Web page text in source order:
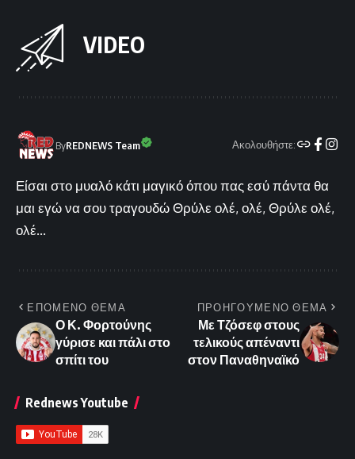
VIDEO
ByREDNEWS Team Ακολουθήστε:
Είσαι στο μυαλό κάτι μαγικό όπου πας εσύ πάντα θα
μαι εγώ να σου τραγουδώ Θρύλε ολέ, ολέ, Θρύλε ολέ,
ολέ...
ΕΠΟΜΕΝΟ ΘΕΜΑ
Ο Κ. Φορτούνης
γύρισε και πάλι στο
σπίτι του
ΠΡΟΗΓΟΥΜΕΝΟ ΘΕΜΑ
Με Τζόσεφ στους
τελικούς απέναντι
στον Παναθηναϊκό
Rednews Youtube